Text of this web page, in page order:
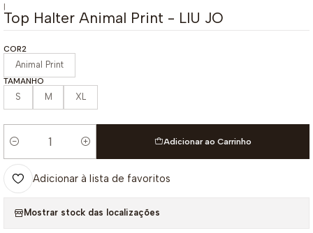
|
Top Halter Animal Print - LIU JO
COR2
Animal Print
TAMANHO
S M XL
Quantidade
Adicionar ao Carrinho
Adicionar à lista de favoritos
Mostrar stock das localizações